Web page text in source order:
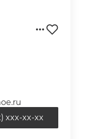
xxx-xx-xx